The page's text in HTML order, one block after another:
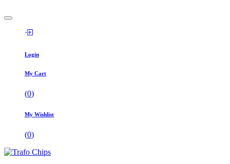
Login
My Cart
(0)
My Wishlist
(0)